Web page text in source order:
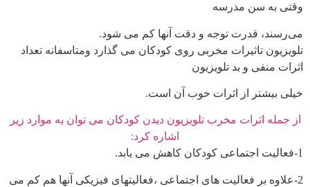
وقتی به سن مدرسه
می‌رسند، قدرت توجه و دقت آنها کم می شود.
تلویزیون تاثیرات مخربی روی کودکان می گذارد ومتاسفانه تعداد
اثرات منفی و بد تلویزیون
خیلی بیشتر از اثرات خوب آن است.
از جمله اثرات مخرب تلویزیون دیدن کودکان می توان به موارد زیر
اشاره کرد:
1-فعالیت اجتماعی کودکان کاهش می یابد.
2-علاوه بر فعالیت های اجتماعی ،فعالیتهای فیزیکی آنها هم کم می